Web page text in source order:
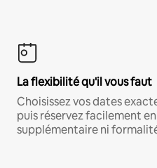
La flexibilité qu'il vous faut
Choisissez vos dates
puis réservez facilement
supplémentaire ni